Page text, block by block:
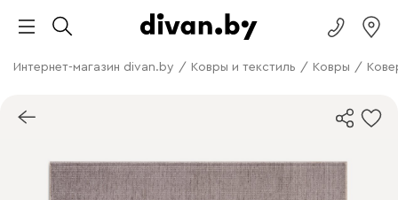
Интернет-магазин divan.by / Ковры и текстиль / Ковры /